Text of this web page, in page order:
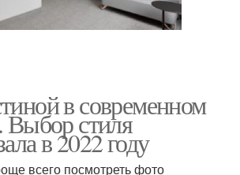
в современном
Выбор стиля
в 2022 году
всего посмотреть фото